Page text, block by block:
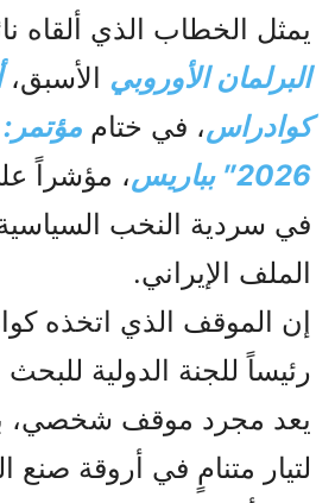
يمثل الخطاب الذي ألقاه
البرلمان الأوروبي الأسبق،
كوادراس، في ختام مؤتمر:
2026″ بباريس
، مؤشراً
في سردية النخب السياسية
الملف الإيراني.
إن الموقف الذي اتخذه
رئيساً للجنة الدولية للبحث
يعد مجرد موقف شخصي،
لتيار متنامٍ في أروقة صنع